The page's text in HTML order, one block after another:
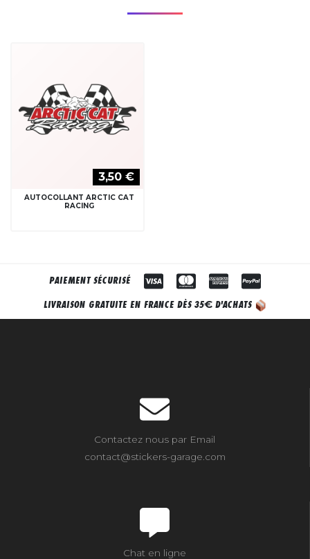
3,50 €
AUTOCOLLANT ARCTIC CAT
RACING
PAIEMENT SÉCURISÉ
LIVRAISON GRATUITE EN FRANCE DÈS 35€ D'ACHATS
Contactez nous par Email
contact@stickers-garage.com
Chat en ligne